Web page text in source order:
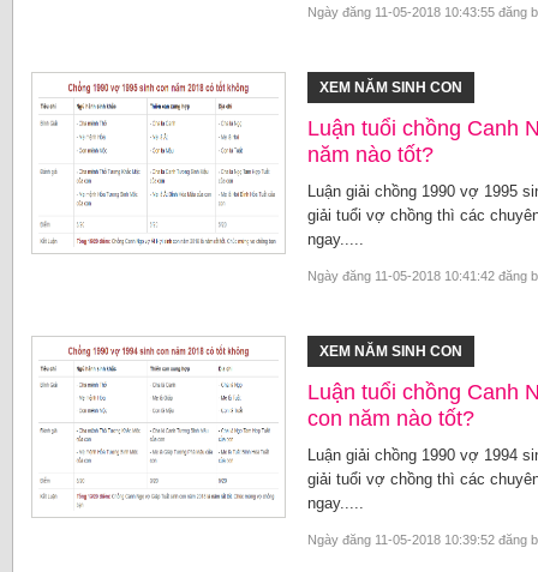
Ngày đăng 11-05-2018 10:43:55 đăng
XEM NĂM SINH CON
Luận tuổi chồng Canh
năm nào tốt?
Luận giải chồng 1990 vợ 1995
giải tuổi vợ chồng thì các
ngay.....
Ngày đăng 11-05-2018 10:41:42 đăng
XEM NĂM SINH CON
Luận tuổi chồng Canh
con năm nào tốt?
Luận giải chồng 1990 vợ 1994
giải tuổi vợ chồng thì các
ngay.....
Ngày đăng 11-05-2018 10:39:52 đăng